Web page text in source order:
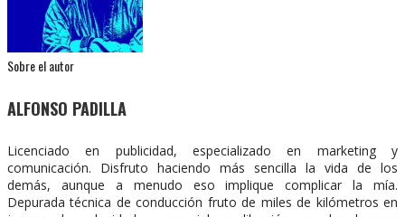
Sobre el autor
ALFONSO PADILLA
Licenciado en publicidad, especializado en marketing y
comunicación. Disfruto haciendo más sencilla la vida de los
demás, aunque a menudo eso implique complicar la mía.
Depurada técnica de conducción fruto de miles de kilómetros en